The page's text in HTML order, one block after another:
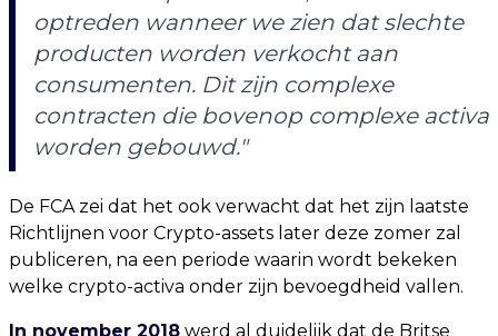
optreden wanneer we zien dat slechte
producten worden verkocht aan
consumenten. Dit zijn complexe
contracten die bovenop complexe activa
worden gebouwd."
De FCA zei dat het ook verwacht dat het zijn laatste
Richtlijnen voor Crypto-assets later deze zomer zal
publiceren, na een periode waarin wordt bekeken
welke crypto-activa onder zijn bevoegdheid vallen.
In november 2018 werd al duidelijk dat de Britse